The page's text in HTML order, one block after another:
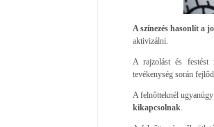
A színezés hasonlít a
aktivizálni.
A rajzolást és festést
tevékenység során
A felnőtteknél
kikapcsolnak